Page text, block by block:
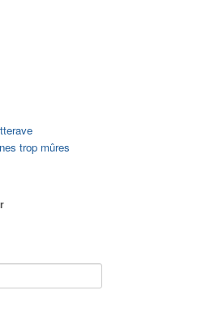
trop mûres